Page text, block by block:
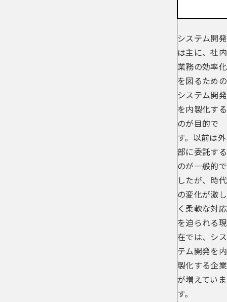
システム開発
は主に、社内
業務の効率化
を図るための
システム開発
を内製化する
のが目的で
す。以前は外
部に委託する
のが一般的で
したが、時代
の変化が激し
く柔軟な対応
を迫られる現
在では、シス
テム開発を内
製化する企業
が増えていま
す。